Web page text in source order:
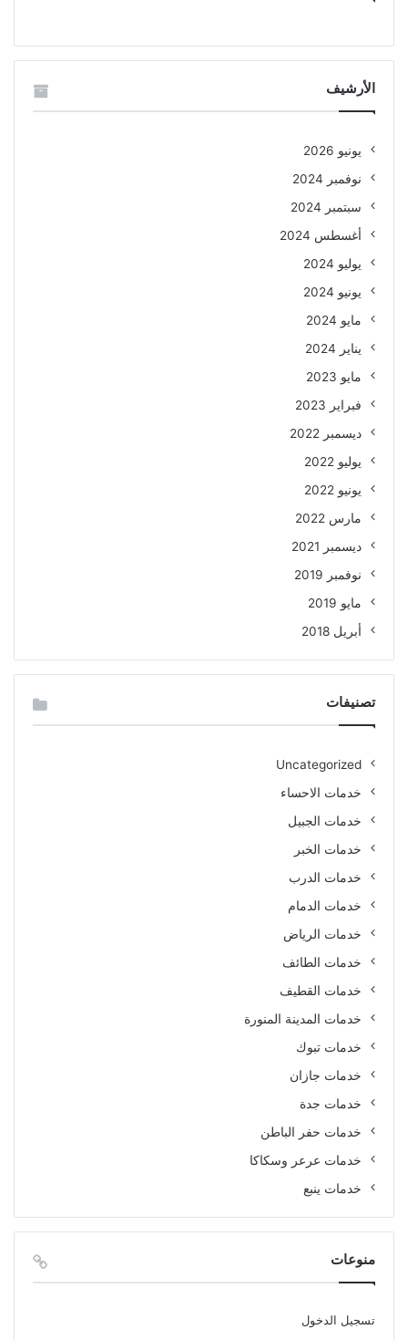
الأرشيف
يونيو 2026
نوفمبر 2024
سبتمبر 2024
أغسطس 2024
يوليو 2024
يونيو 2024
مايو 2024
يناير 2024
مايو 2023
فبراير 2023
ديسمبر 2022
يوليو 2022
يونيو 2022
مارس 2022
ديسمبر 2021
نوفمبر 2019
مايو 2019
أبريل 2018
تصنيفات
Uncategorized
خدمات الاحساء
خدمات الجبيل
خدمات الخبر
خدمات الدرب
خدمات الدمام
خدمات الرياض
خدمات الطائف
خدمات القطيف
خدمات المدينة المنورة
خدمات تبوك
خدمات جازان
خدمات جدة
خدمات حفر الباطن
خدمات عرعر وسكاكا
خدمات ينبع
منوعات
تسجيل الدخول